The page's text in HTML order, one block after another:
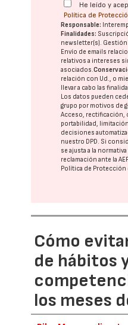
He leído y
Política de
Responsable:
Finalidades:
newsletter(s).
Envío de emails
relativos a intereses
asociados.
relación con Ud., o
llevar a cabo las
Los datos pueden
grupo por motivos de
Acceso, rectificación,
portabilidad,
decisiones
nuestro DPD. Si
se ajusta a la
reclamación ante la
Política de Protección
Cómo
de hábitos
los meses